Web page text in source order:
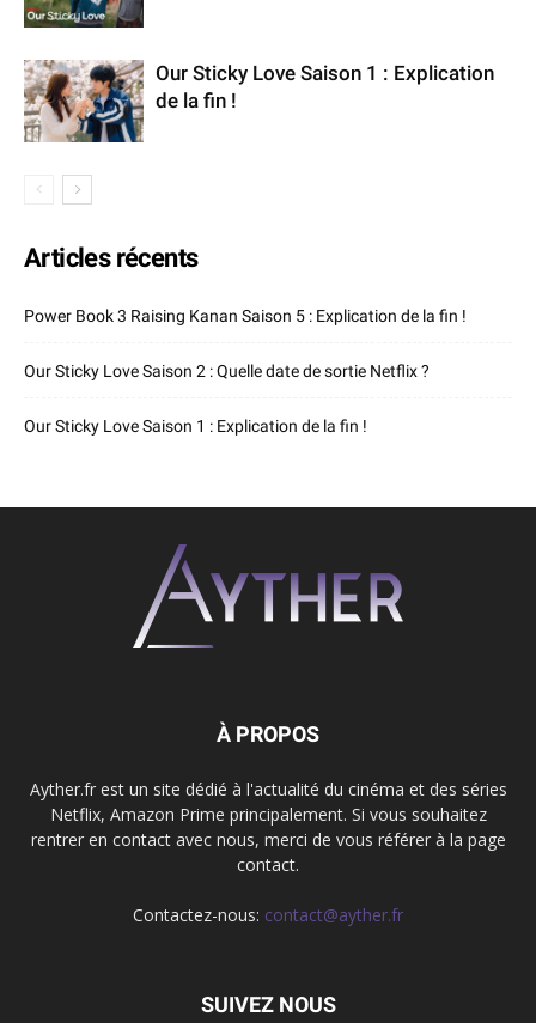
Our Sticky Love Saison 1 : Explication
de la fin !
Articles récents
Power Book 3 Raising Kanan Saison 5 : Explication de la fin !
Our Sticky Love Saison 2 : Quelle date de sortie Netflix ?
Our Sticky Love Saison 1 : Explication de la fin !
À PROPOS
Ayther.fr est un site dédié à l'actualité du cinéma et des séries
Netflix, Amazon Prime principalement. Si vous souhaitez
rentrer en contact avec nous, merci de vous référer à la page
contact.
Contactez-nous: contact@ayther.fr
SUIVEZ NOUS